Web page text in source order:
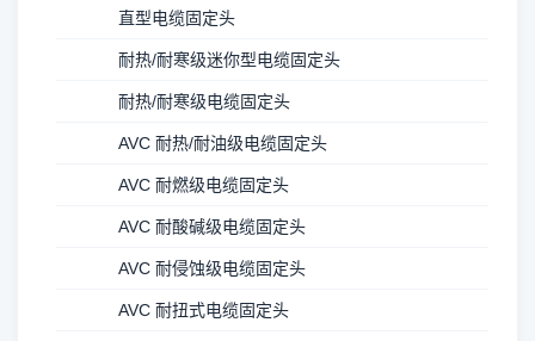
直型电缆固定头
耐热/耐寒级迷你型电缆固定头
耐热/耐寒级电缆固定头
AVC 耐热/耐油级电缆固定头
AVC 耐燃级电缆固定头
AVC 耐酸碱级电缆固定头
AVC 耐侵蚀级电缆固定头
AVC 耐扭式电缆固定头